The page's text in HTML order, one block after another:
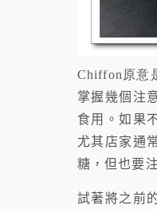
Chiffon原意
掌握幾個注
食用。如果
尤其店家通
糖，但也要
試著將之前